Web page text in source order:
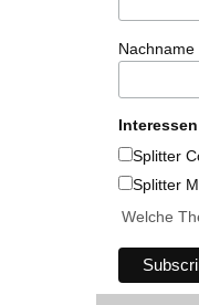
Nachname
Interessen
Splitter
Splitter
Welche